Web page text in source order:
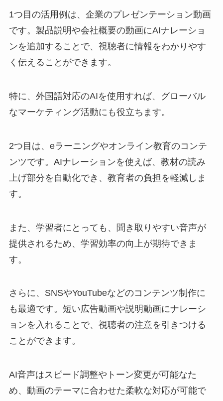
1つ目の活用例は、企業のプレゼンテーション動画
です。製品説明や会社概要の動画にAIナレーショ
ンを追加することで、視聴者に情報をわかりやす
く伝えることができます。
特に、外国語対応のAIを使用すれば、グローバル
なマーケティング活動にも役立ちます。
2つ目は、eラーニングやオンライン教育のコンテ
ンツです。AIナレーションを使えば、教材の読み
上げ部分を自動化でき、教育者の負担を軽減しま
す。
また、学習者にとっても、聞き取りやすい音声が
提供されるため、学習効率の向上が期待できま
す。
さらに、SNSやYouTubeなどのコンテンツ制作に
も最適です。短い広告動画や説明動画にナレーシ
ョンを入れることで、視聴者の注意を引きつける
ことができます。
AI音声はスピード調整やトーン変更が可能なた
め、動画のテーマに合わせた柔軟な対応が可能で